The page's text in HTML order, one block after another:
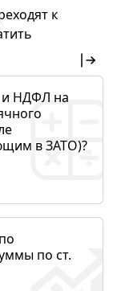
к
и НДФЛ на
в ЗАТО)?
по ст.